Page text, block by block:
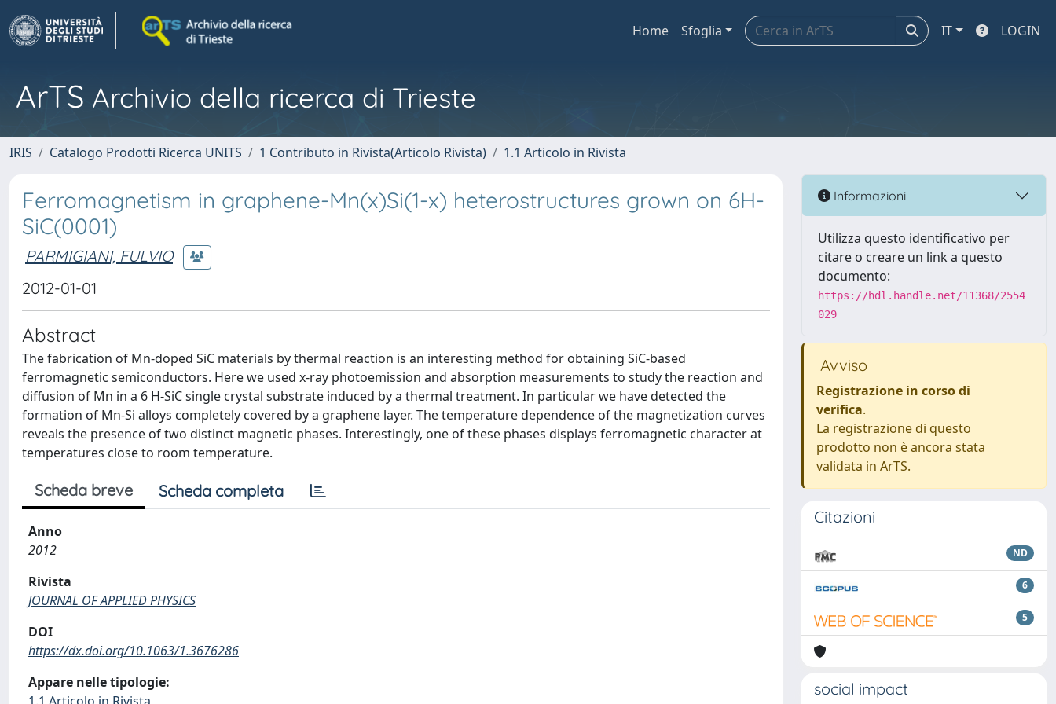
Home Sfoglia IT LOGIN
ArTS Archivio della ricerca di Trieste
IRIS Catalogo Prodotti Ricerca UNITS 1 Contributo in Rivista(Articolo Rivista) 1.1 Articolo in Rivista
Ferromagnetism in graphene-Mn(x)Si(1-x) heterostructures grown on 6H-
SiC(0001)
PARMIGIANI, FULVIO
2012-01-01
Abstract
The fabrication of Mn-doped SiC materials by thermal reaction is an interesting method for obtaining SiC-based
ferromagnetic semiconductors. Here we used x-ray photoemission and absorption measurements to study the reaction and
diffusion of Mn in a 6 H-SiC single crystal substrate induced by a thermal treatment. In particular we have detected the
formation of Mn-Si alloys completely covered by a graphene layer. The temperature dependence of the magnetization curves
reveals the presence of two distinct magnetic phases. Interestingly, one of these phases displays ferromagnetic character at
temperatures close to room temperature.
Scheda breve Scheda completa
Anno
2012
Rivista
JOURNAL OF APPLIED PHYSICS
DOI
https://dx.doi.org/10.1063/1.3676286
Appare nelle tipologie:
Informazioni
Utilizza questo identificativo per
citare o creare un link a questo
documento:
https://hdl.handle.net/11368/2554
029
Avviso
Registrazione in corso di
verifica.
La registrazione di questo
prodotto non è ancora stata
validata in ArTS.
Citazioni
ND
6
5
social impact